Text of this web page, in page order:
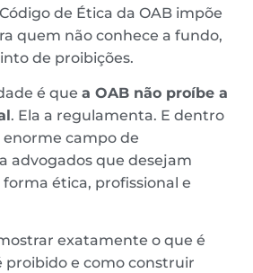
de Ética da OAB impõe
quem não conhece a fundo,
de proibições.
é que a OAB não proíbe a
. Ela a regulamenta. E dentro
enorme campo de
advogados que desejam
ética, profissional e
exatamente o que é
proibido e como construir